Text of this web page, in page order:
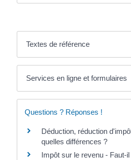
Textes de référence
Services en ligne et formulaires
Questions ? Réponses !
Déduction, réduction
quelles différences ?
Impôt sur le revenu - Faut-